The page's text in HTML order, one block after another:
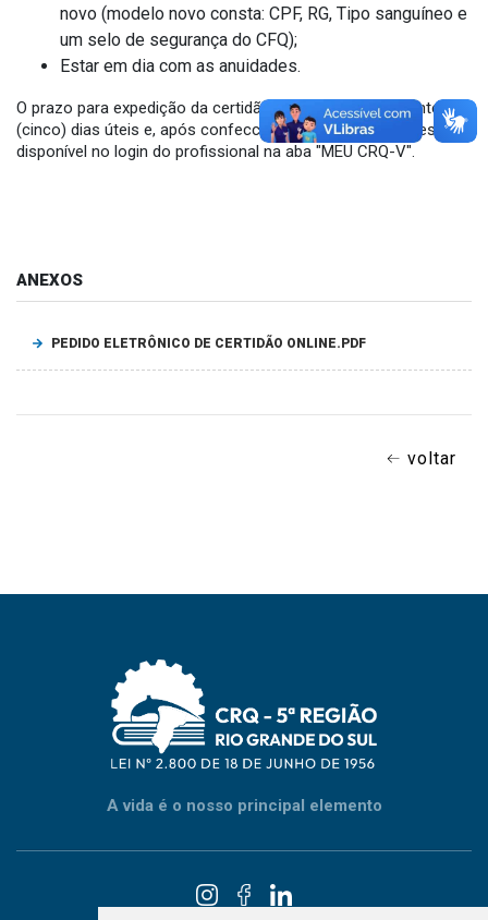
novo (modelo novo consta: CPF, RG, Tipo sanguíneo e
um selo de segurança do CFQ);
Estar em dia com as anuidades.
O prazo para expedição da certidão é de aproximadamente 5
(cinco) dias úteis e, após confeccionado, o documento estará
disponível no login do profissional na aba "MEU CRQ-V".
ANEXOS
PEDIDO ELETRÔNICO DE CERTIDÃO ONLINE.PDF
voltar
A vida é o nosso principal elemento